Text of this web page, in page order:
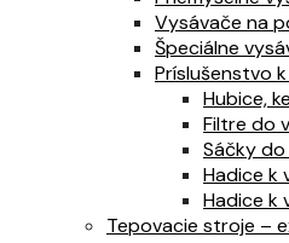
Vysávače na
Špeciálne
Príslušenstvo
Hubice,
Filtre do
Sáčky
Hadice k
Hadice k
Tepovacie stroje –